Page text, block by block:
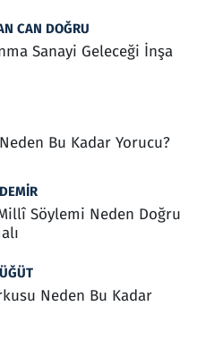
CAN DOĞRU
Sanayi Geleceği İnşa
Bu Kadar Yorucu?
Söylemi Neden Doğru
Neden Bu Kadar